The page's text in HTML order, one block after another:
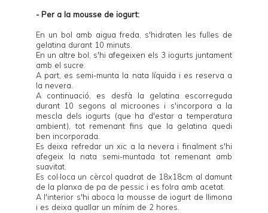
- Per a la mousse de iogurt:
En un bol amb aigua freda, s'hidraten les fulles de
gelatina durant 10 minuts.
En un altre bol, s'hi afegeixen els 3 iogurts juntament
amb el sucre.
A part, es semi-munta la nata líquida i es reserva a
la nevera.
A continuació, es desfà la gelatina escorreguda
durant 10 segons al microones i s'incorpora a la
mescla dels iogurts (que ha d'estar a temperatura
ambient), tot remenant fins que la gelatina quedi
ben incorporada.
Es deixa refredar un xic a la nevera i finalment s'hi
afegeix la nata semi-muntada tot remenant amb
suavitat.
Es col·loca un cèrcol quadrat de 18x18cm al damunt
de la planxa de pa de pessic i es folra amb acetat.
A l'interior s'hi aboca la mousse de iogurt de llimona
i es deixa quallar un mínim de 2 hores.